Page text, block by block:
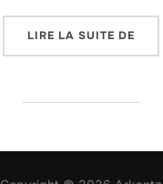
LIRE LA SUITE DE